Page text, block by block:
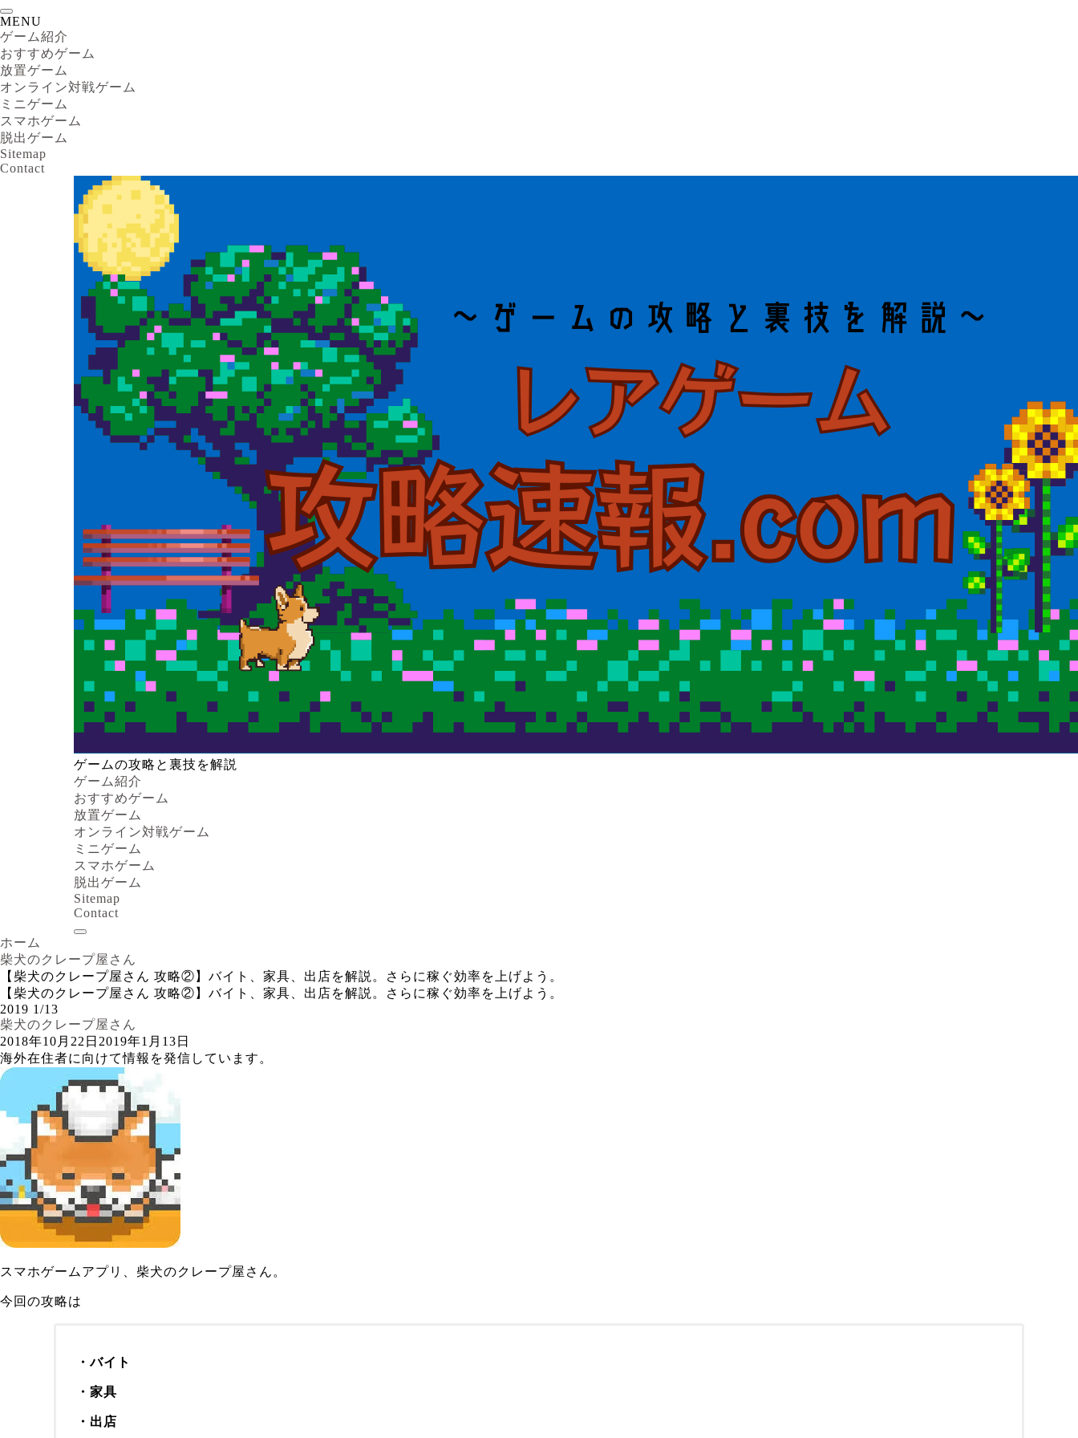
MENU
ゲーム紹介
おすすめゲーム
放置ゲーム
オンライン対戦ゲーム
ミニゲーム
スマホゲーム
脱出ゲーム
Sitemap
Contact
ゲームの攻略と裏技を解説
ゲーム紹介
おすすめゲーム
放置ゲーム
オンライン対戦ゲーム
ミニゲーム
スマホゲーム
脱出ゲーム
Sitemap
Contact
ホーム
柴犬のクレープ屋さん
【柴犬のクレープ屋さん 攻略②】バイト、家具、出店を解説。さらに稼ぐ効率を上げよう。
【柴犬のクレープ屋さん 攻略②】バイト、家具、出店を解説。さらに稼ぐ効率を上げよう。
2019 1/13
柴犬のクレープ屋さん
2018年10月22日 2019年1月13日
海外在住者に向けて情報を発信しています。
スマホゲームアプリ、柴犬のクレープ屋さん。
今回の攻略は
・バイト
・家具
・出店